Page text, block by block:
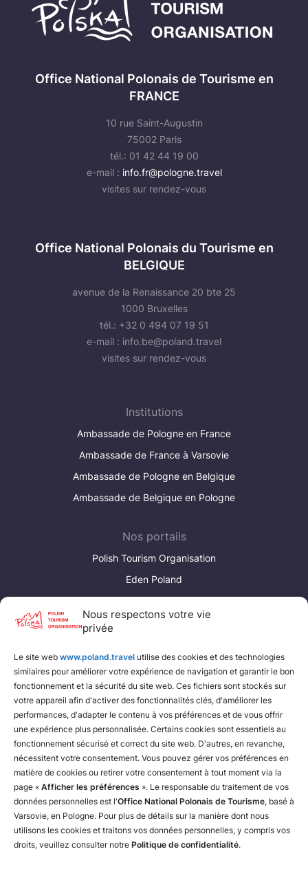
Nous respectons votre vie
privée
Le site web www.poland.travel utilise des cookies et des technologies
similaires pour améliorer votre expérience de navigation et garantir le bon
fonctionnement et la sécurité du site web. Ces fichiers sont stockés sur
votre appareil afin d'activer des fonctionnalités clés, d'améliorer les
performances, d'adapter le contenu à vos préférences et de vous offrir
une expérience plus personnalisée. Certains cookies sont essentiels au
fonctionnement sécurisé et correct du site web. D'autres, en revanche,
nécessitent votre consentement. Vous pouvez gérer vos préférences en
matière de cookies ou retirer votre consentement à tout moment via la
page « Afficher les préférences ». Le responsable du traitement de vos
données personnelles est l'Office National Polonais de Tourisme, basé à
Varsovie, en Pologne. Pour plus de détails sur la manière dont nous
utilisons les cookies et traitons vos données personnelles, y compris vos
droits, veuillez consulter notre Politique de confidentialité.
Office National Polonais de Tourisme en
FRANCE
10 rue Saint-Augustin
75002 Paris
tél.: 01 42 44 19 00
e-mail : info.fr@pologne.travel
visites sur rendez-vous
Office National Polonais du Tourisme en
BELGIQUE
avenue de la Renaissance 20 bte 25
1000 Bruxelles
tél.: +32 0 494 07 19 51
e-mail : info.be@poland.travel
visites sur rendez-vous
Institutions
Ambassade de Pologne en France
Ambassade de France à Varsovie
Ambassade de Pologne en Belgique
Ambassade de Belgique en Pologne
Nos portails
Polish Tourism Organisation
Eden Poland
Poland Convention Bureau
Fédération polonaise de camping et de caravaning
Fédération polonaise du tourisme rural
Chemins de fer polonais